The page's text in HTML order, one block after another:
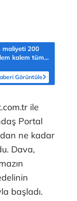
maliyeti 200
kalem tüm
Görüntüle
ile
Portal
ne kadar
Dava,
başladı.